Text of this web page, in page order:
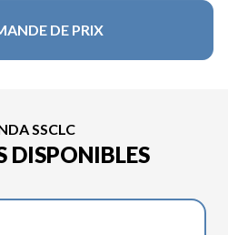
DE PRIX
SSCLC
DISPONIBLES